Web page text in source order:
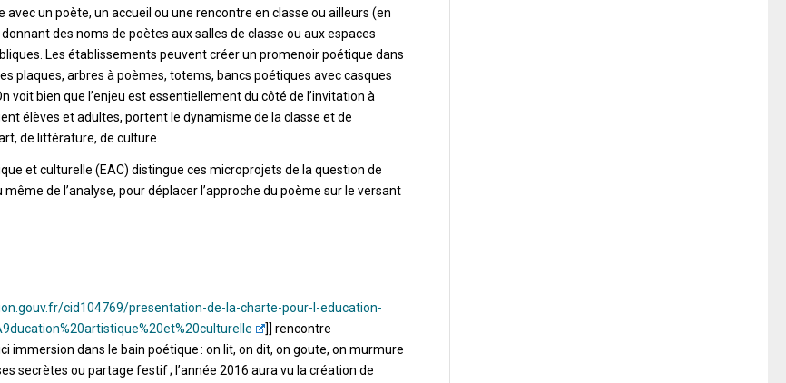
un poète, un accueil ou une rencontre en classe ou ailleurs (en
des noms de poètes aux salles de classe ou aux espaces
Les établissements peuvent créer un promenoir poétique dans
plaques, arbres à poèmes, totems, bancs poétiques avec casques
bien que l’enjeu est essentiellement du côté de l’invitation à
élèves et adultes, portent le dynamisme de la classe et de
de littérature, de culture.
et culturelle (EAC) distingue ces microprojets de la question de
de l’analyse, pour déplacer l’approche du poème sur le versant
cid104769/presentation-de-la-charte-pour-l-education-
]] rencontre
dans le bain poétique : on lit, on dit, on goute, on murmure
secrètes ou partage festif ; l’année 2016 aura vu la création de